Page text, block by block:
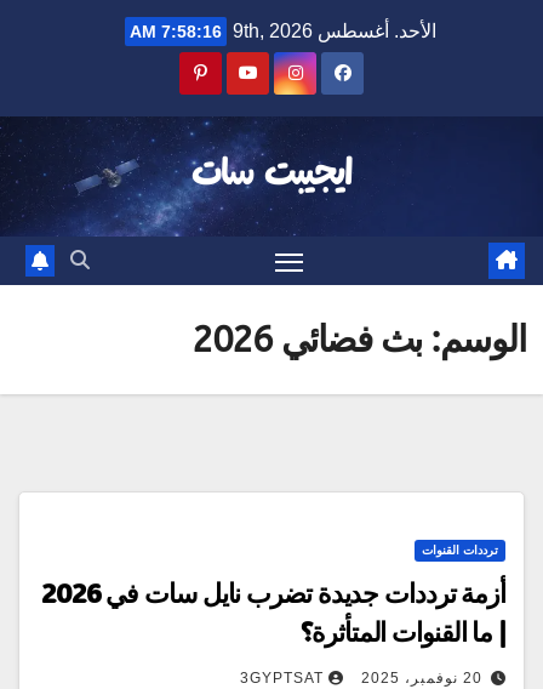
الأحد. أغسطس 9th, 2026 7:58:16 AM
ايجيبت سات
الوسم:بث فضائي 2026
ترددات القنوات
أزمة ترددات جديدة تضرب نايل سات في 2026
| ما القنوات المتأثرة؟
20 نوفمبر، 2025 3GYPTSAT